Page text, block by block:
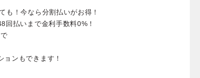
も！今なら分割払いがお得！
回払いまで金利手数料0%！
ョンもできます！